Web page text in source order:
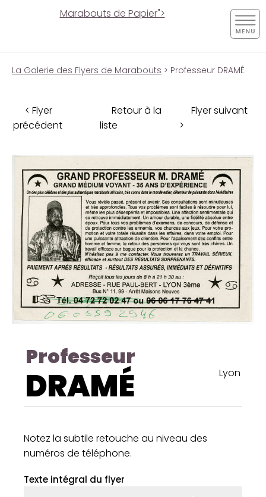
Marabouts de Papier">
La Galerie des Flyers de Marabouts > Professeur DRAMÉ
< Flyer
précédent
Retour à la
liste
Flyer suivant
>
Professeur
DRAMÉ Lyon
Notez la subtile retouche au niveau des
numéros de téléphone.
Texte intégral du flyer